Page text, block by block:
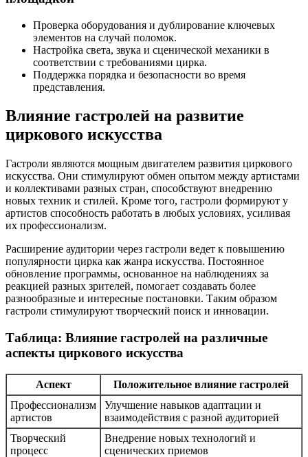
Проверка оборудования и дублирование ключевых
элементов на случай поломок.
Настройка света, звука и сценической механики в
соответствии с требованиями цирка.
Поддержка порядка и безопасности во время
представления.
Влияние гастролей на развитие
циркового искусства
Гастроли являются мощным двигателем развития циркового
искусства. Они стимулируют обмен опытом между артистами
и коллективами разных стран, способствуют внедрению
новых техник и стилей. Кроме того, гастроли формируют у
артистов способность работать в любых условиях, усиливая
их профессионализм.
Расширение аудитории через гастроли ведет к повышению
популярности цирка как жанра искусства. Постоянное
обновление программы, основанное на наблюдениях за
реакцией разных зрителей, помогает создавать более
разнообразные и интересные постановки. Таким образом
гастроли стимулируют творческий поиск и инновации.
Таблица: Влияние гастролей на различные
аспекты циркового искусства
Аспект
Положительное влияние гастролей
Профессионализм
артистов
Улучшение навыков адаптации и
взаимодействия с разной аудиторией
Творческий
процесс
Внедрение новых технологий и
сценических приемов